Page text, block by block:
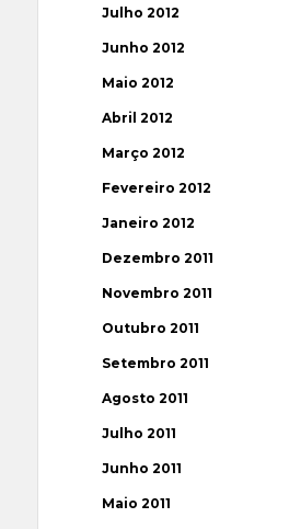
Julho 2012
Junho 2012
Maio 2012
Abril 2012
Março 2012
Fevereiro 2012
Janeiro 2012
Dezembro 2011
Novembro 2011
Outubro 2011
Setembro 2011
Agosto 2011
Julho 2011
Junho 2011
Maio 2011